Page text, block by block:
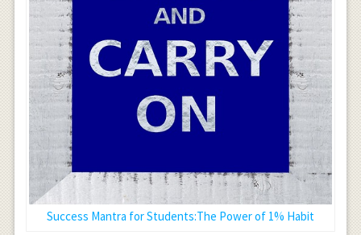
Success Mantra for Students:The Power of 1% Habit